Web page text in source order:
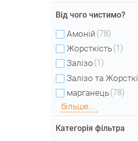
Від чого чистимо?
Амоній (78)
Жорсткість(1)
Залізо (1)
Залізо та
марганець(78)
більше...
Категорія фільтра